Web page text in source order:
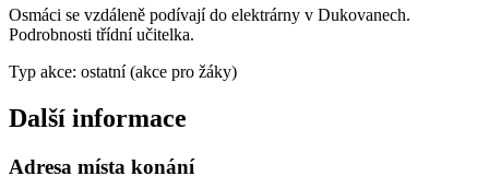
Osmáci se vzdáleně podívají do elektrárny v Dukovanech.
Podrobnosti třídní učitelka.
Typ akce: ostatní (akce pro žáky)
Další informace
Adresa místa konání